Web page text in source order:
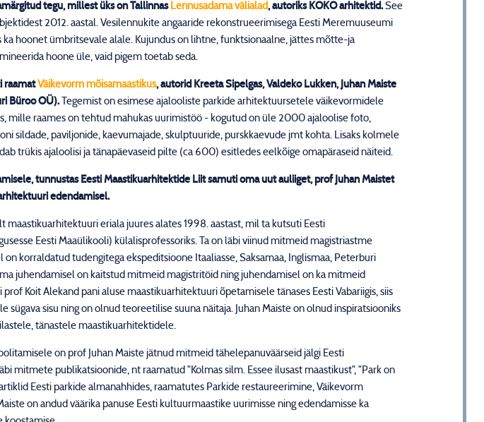
tegu, millest üks on Tallinnas Lennusadama välialad, autoriks KOKO arhitektid.See
2012. aastal. Vesilennukite angaaride rekonstrueerimisega Eesti Meremuuseumi
hoonet ümbritsevale alale. Kujundus on lihtne, funktsionaalne, jättes mõtte-ja
hoone üle, vaid pigem toetab seda.
raamatVäikevorm mõisamaastikus, autorid Kreeta Sipelgas, Valdeko Lukken, Juhan Maiste
Büroo OÜ).Tegemist on esimese ajalooliste parkide arhitektuursetele väikevormidele
mille raames on tehtud mahukas uurimistöö - kogutud on üle 2000 ajaloolise foto,
sildade, paviljonide, kaevumajade, skulptuuride, purskkaevude jmt kohta. Lisaks kolmele
trükis ajaloolisi ja tänapäevaseid pilte (ca 600) esitledes eelkõige omapäraseid näiteid.
tunnustas Eesti Maastikuarhitektide Liit samuti oma uut auliiget, prof Juhan Maistet
edendamisel.
maastikuarhitektuuri eriala juures alates 1998. aastast, mil ta kutsuti Eesti
Eesti Maaülikooli) külalisprofessoriks. Ta on läbi viinud mitmeid magistriastme
korraldatud tudengitega ekspeditsioone Itaaliasse, Saksamaa, Inglismaa, Peterburi
juhendamisel on kaitstud mitmeid magistritöid ning juhendamisel on ka mitmeid
Koit Alekand pani aluse maastikuarhitektuuri õpetamisele tänases Eesti Vabariigis, siis
sügava sisu ning on olnud teoreetilise suuna näitaja. Juhan Maiste on olnud inspiratsiooniks
tänastele maastikuarhitektidele.
on prof Juhan Maiste jätnud mitmeid tähelepanuväärseid jälgi Eesti
mitmete publikatsioonide, nt raamatud "Kolmas silm. Essee ilusast maastikust", "Park on
Eesti parkide almanahhides, raamatutes Parkide restaureerimine, Väikevorm
on andud väärika panuse Eesti kultuurmaastike uurimisse ning edendamisse ka